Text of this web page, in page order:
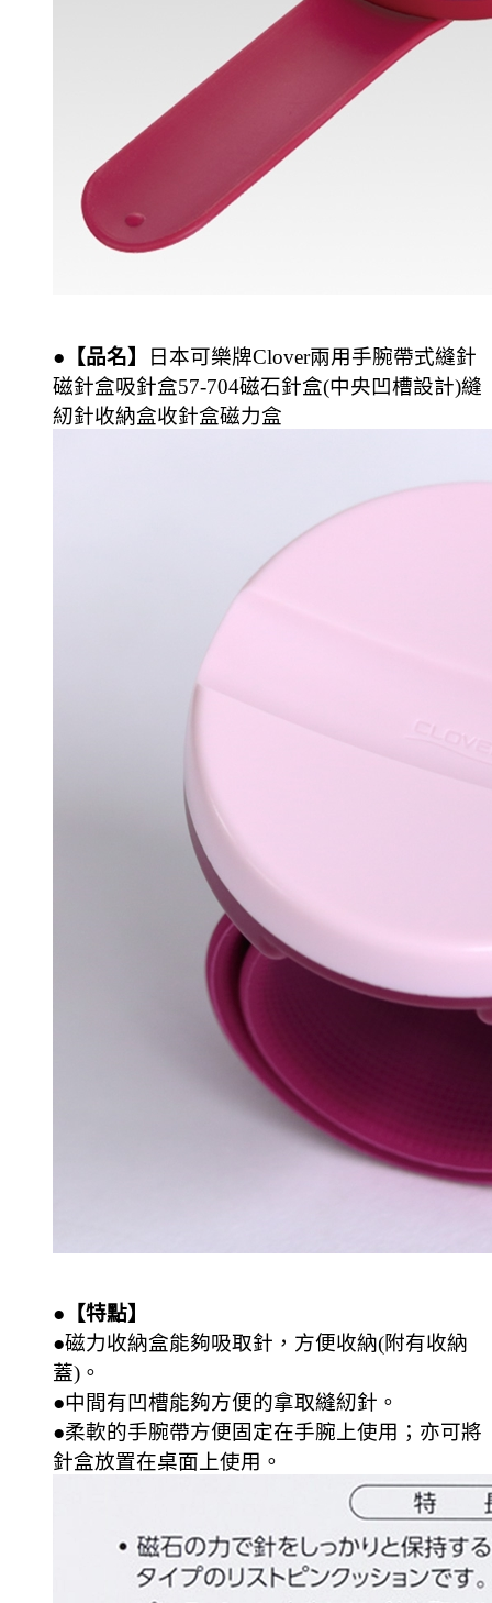
●【品名】 日本可樂牌Clover兩用手腕帶式縫針
磁針盒吸針盒57-704磁石針盒(中央凹槽設計)縫
紉針收納盒收針盒磁力盒
●【特點】
●磁力收納盒能夠吸取針，方便收納(附有收納
蓋)。
●中間有凹槽能夠方便的拿取縫紉針。
●柔軟的手腕帶方便固定在手腕上使用；亦可將
針盒放置在桌面上使用。